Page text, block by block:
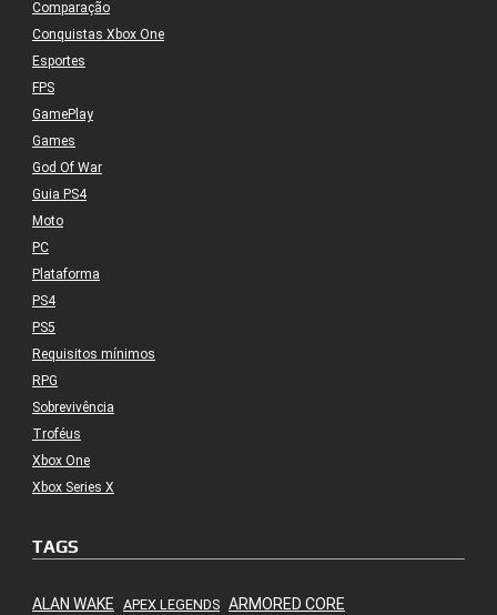
Comparação
Conquistas Xbox One
Esportes
FPS
GamePlay
Games
God Of War
Guia PS4
Moto
PC
Plataforma
PS4
PS5
Requisitos mínimos
RPG
Sobrevivência
Troféus
Xbox One
Xbox Series X
TAGS
ALAN WAKE APEX LEGENDS ARMORED CORE